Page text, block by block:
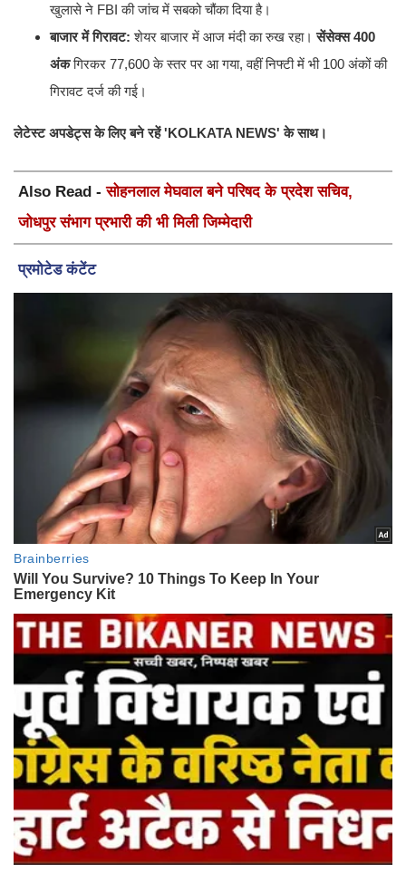
खुलासे ने FBI की जांच में सबको चौंका दिया है।
बाजार में गिरावट: शेयर बाजार में आज मंदी का रुख रहा।सेंसेक्स 400
अंकगिरकर 77,600 के स्तर पर आ गया, वहीं निफ्टी में भी 100 अंकों की
गिरावट दर्ज की गई।
लेटेस्ट अपडेट्स के लिए बने रहें 'KOLKATA NEWS' के साथ।
Also Read -सोहनलाल मेघवाल बने परिषद के प्रदेश सचिव,
जोधपुर संभाग प्रभारी की भी मिली जिम्मेदारी